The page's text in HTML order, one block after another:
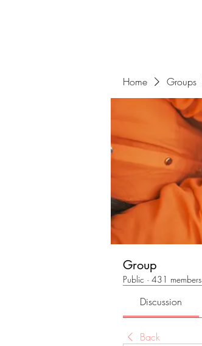
Home Groups
Group
Public · 431 members
Discussion
Back